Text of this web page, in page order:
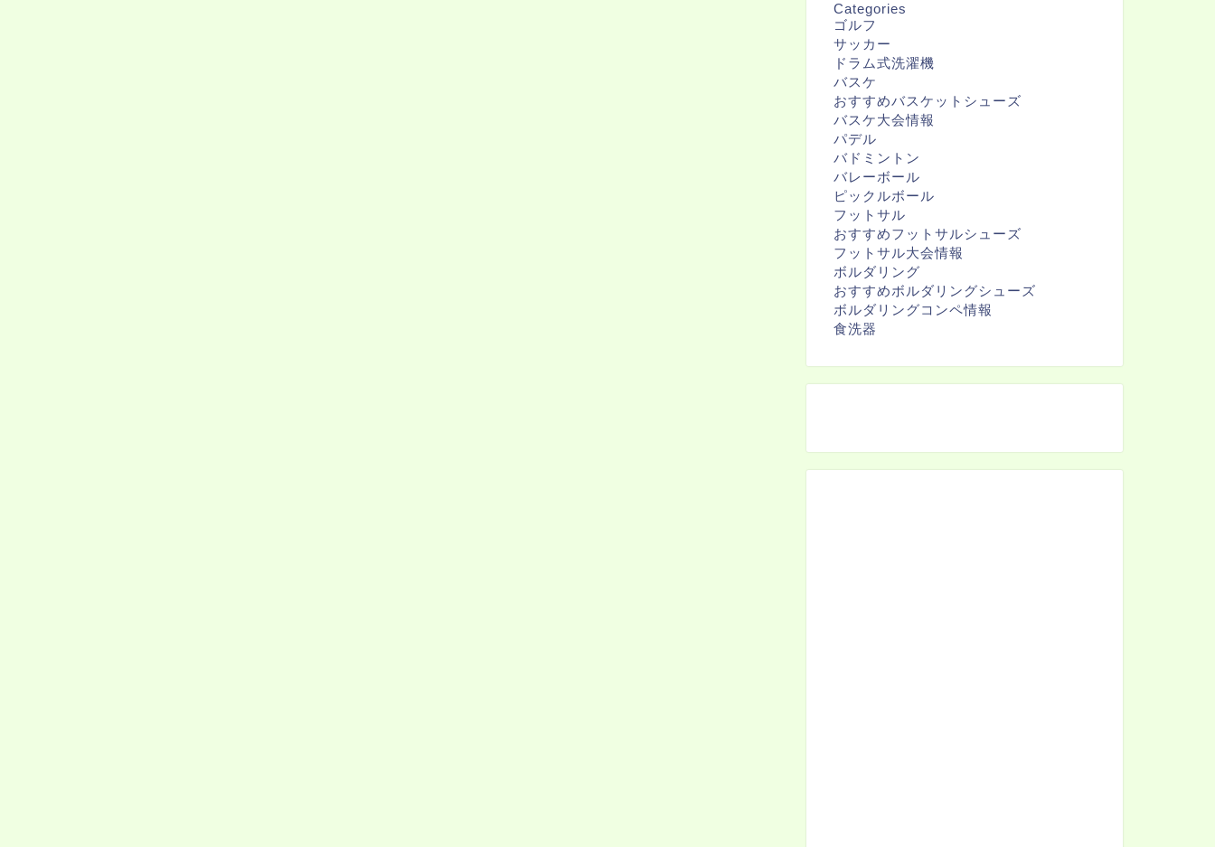
Categories
ゴルフ
サッカー
ドラム式洗濯機
バスケ
おすすめバスケットシューズ
バスケ大会情報
パデル
バドミントン
バレーボール
ピックルボール
フットサル
おすすめフットサルシューズ
フットサル大会情報
ボルダリング
おすすめボルダリングシューズ
ボルダリングコンペ情報
食洗器